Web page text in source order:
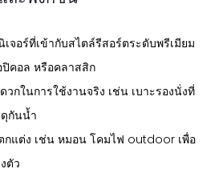
เจอร์ที่เข้ากับสไตล์รีสอร์ตระดับพรีเมียม
ปิคอล หรือคลาสสิก
วกในการใช้งานจริง เช่น เบาะรองนั่งที่
กันน้ำ
กแต่ง เช่น หมอน โคมไฟ outdoor เพื่อ
ตัว